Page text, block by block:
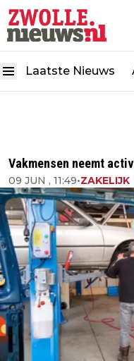
Laatste Nieuws
Vakmensen neemt
09 JUN , 11:49•ZAKELIJK